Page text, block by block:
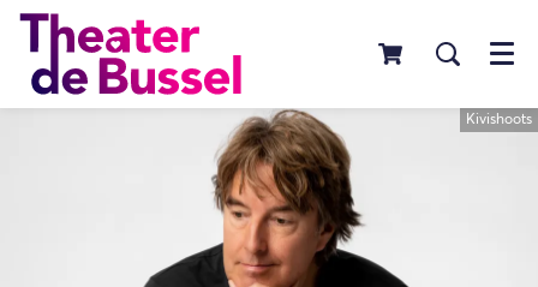
Menu
Kivishoots